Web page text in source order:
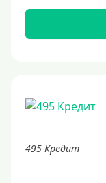
495 Кредит